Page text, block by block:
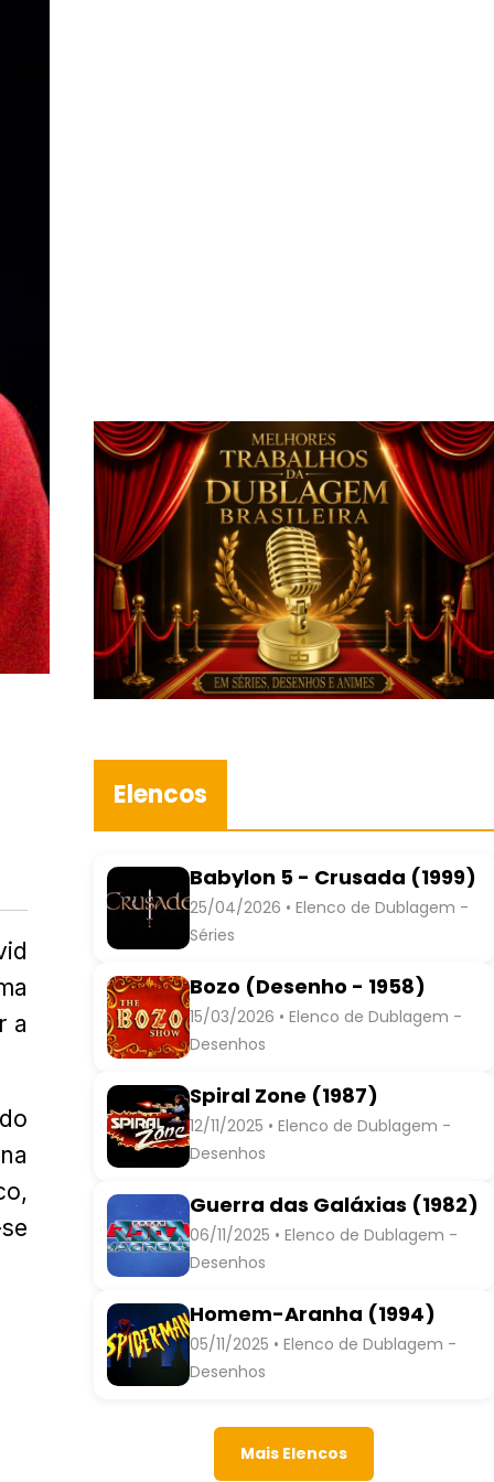
a
Elencos
Babylon 5 - Crusada (1999)
25/04/2026 • Elenco de Dublagem -
Séries
Bozo (Desenho - 1958)
15/03/2026 • Elenco de Dublagem -
Desenhos
Spiral Zone (1987)
12/11/2025 • Elenco de Dublagem -
Desenhos
Guerra das Galáxias (1982)
06/11/2025 • Elenco de Dublagem -
Desenhos
Homem-Aranha (1994)
05/11/2025 • Elenco de Dublagem -
Desenhos
Mais Elencos